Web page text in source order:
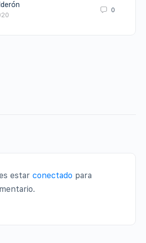
0
estar conectado para